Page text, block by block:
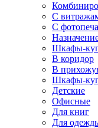
С
С
Шкафы-
В коридор
В
Шкафы-
Детские
Офисные
Для книг
Для